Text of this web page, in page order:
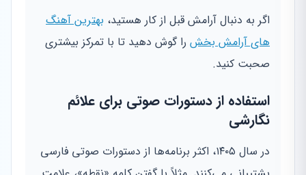
اگر به دنبال آرامش قبل از کار هستید، بهترین آهنگ
های آرامش بخش را گوش دهید تا با تمرکز بیشتری
صحبت کنید.
استفاده از دستورات صوتی برای علائم
نگارشی
در سال ۱۴۰۵، اکثر برنامه‌ها از دستورات صوتی فارسی